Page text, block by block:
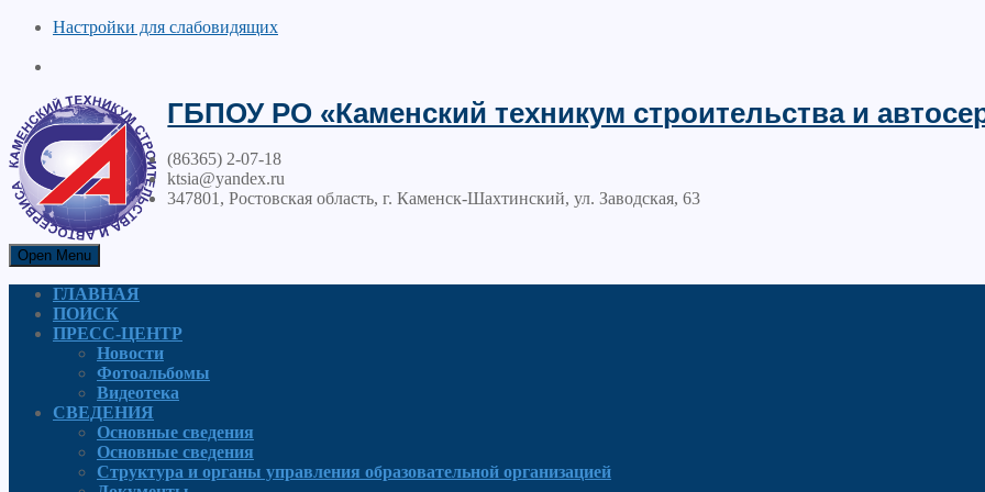
Настройки для cлабовидящих
ГБПОУ РО «Каменский техникум строительства и
(86365) 2-07-18
ktsia@yandex.ru
347801, Ростовская область, г. Каменск-Шахтинский, ул. Заводская, 63
Open Menu
ГЛАВНАЯ
ПОИСК
ПРЕСС-ЦЕНТР
Новости
Фотоальбомы
Видеотека
СВЕДЕНИЯ
Основные сведения
Основные сведения
Структура и органы управления образовательной организацией